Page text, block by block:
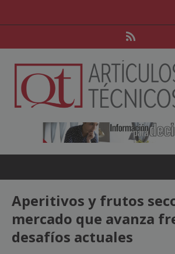
Aperitivos y frutos
mercado que avanza
desafíos actuales